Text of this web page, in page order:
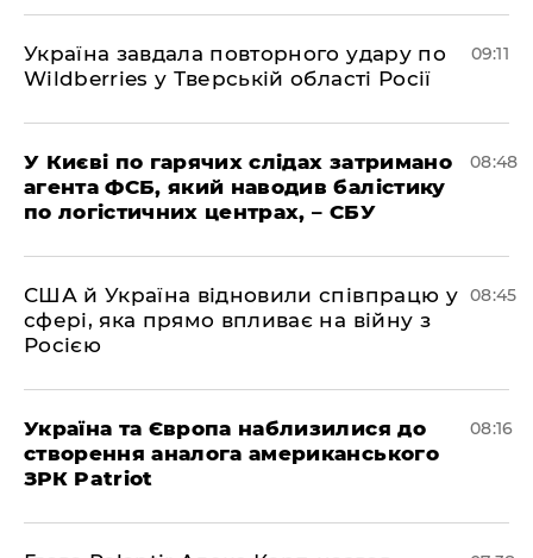
Україна завдала повторного удару по
Wildberries у Тверській області Росії
09:11
У Києві по гарячих слідах затримано
агента ФСБ, який наводив балістику
по логістичних центрах, – СБУ
08:48
США й Україна відновили співпрацю у
сфері, яка прямо впливає на війну з
Росією
08:45
Україна та Європа наблизилися до
створення аналога американського
ЗРК Patriot
08:16